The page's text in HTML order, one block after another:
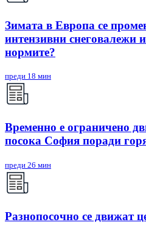
Зимата в Европа се
интензивни снеговалежи
нормите?
преди 18 мин
Временно е ограничено
посока София поради
преди 26 мин
Разнопосочно се движат